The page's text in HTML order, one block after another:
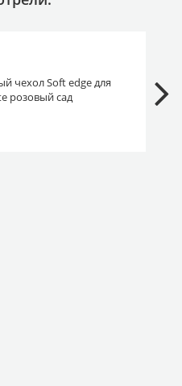
чехол Soft edge для
розовый сад